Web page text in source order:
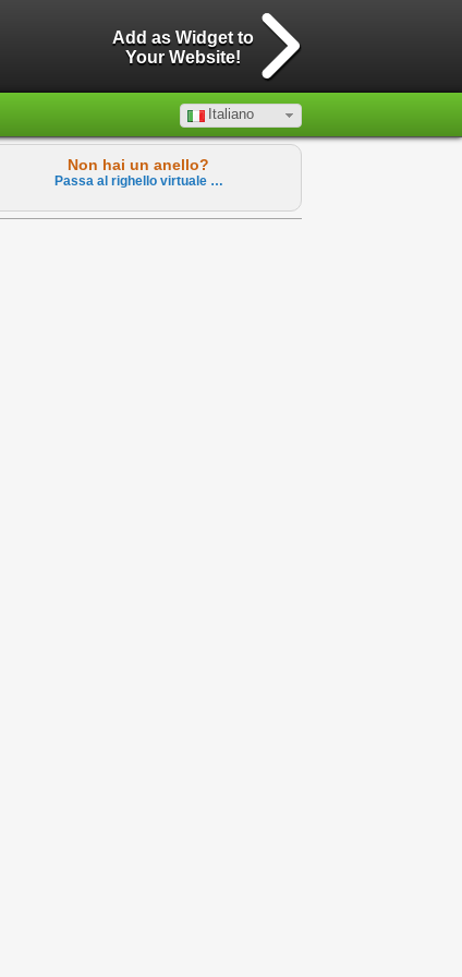
Add as Widget to
Your Website!
Italiano
Non hai un anello?
Passa al righello virtuale …